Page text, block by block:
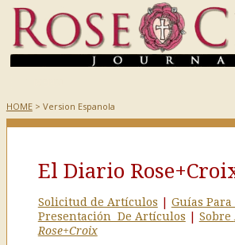
HOME> Version Espanola
El Diario
Solicitud de Artículos
Guías Para
Presentación De Artículos
Sobre
Rose+Croix